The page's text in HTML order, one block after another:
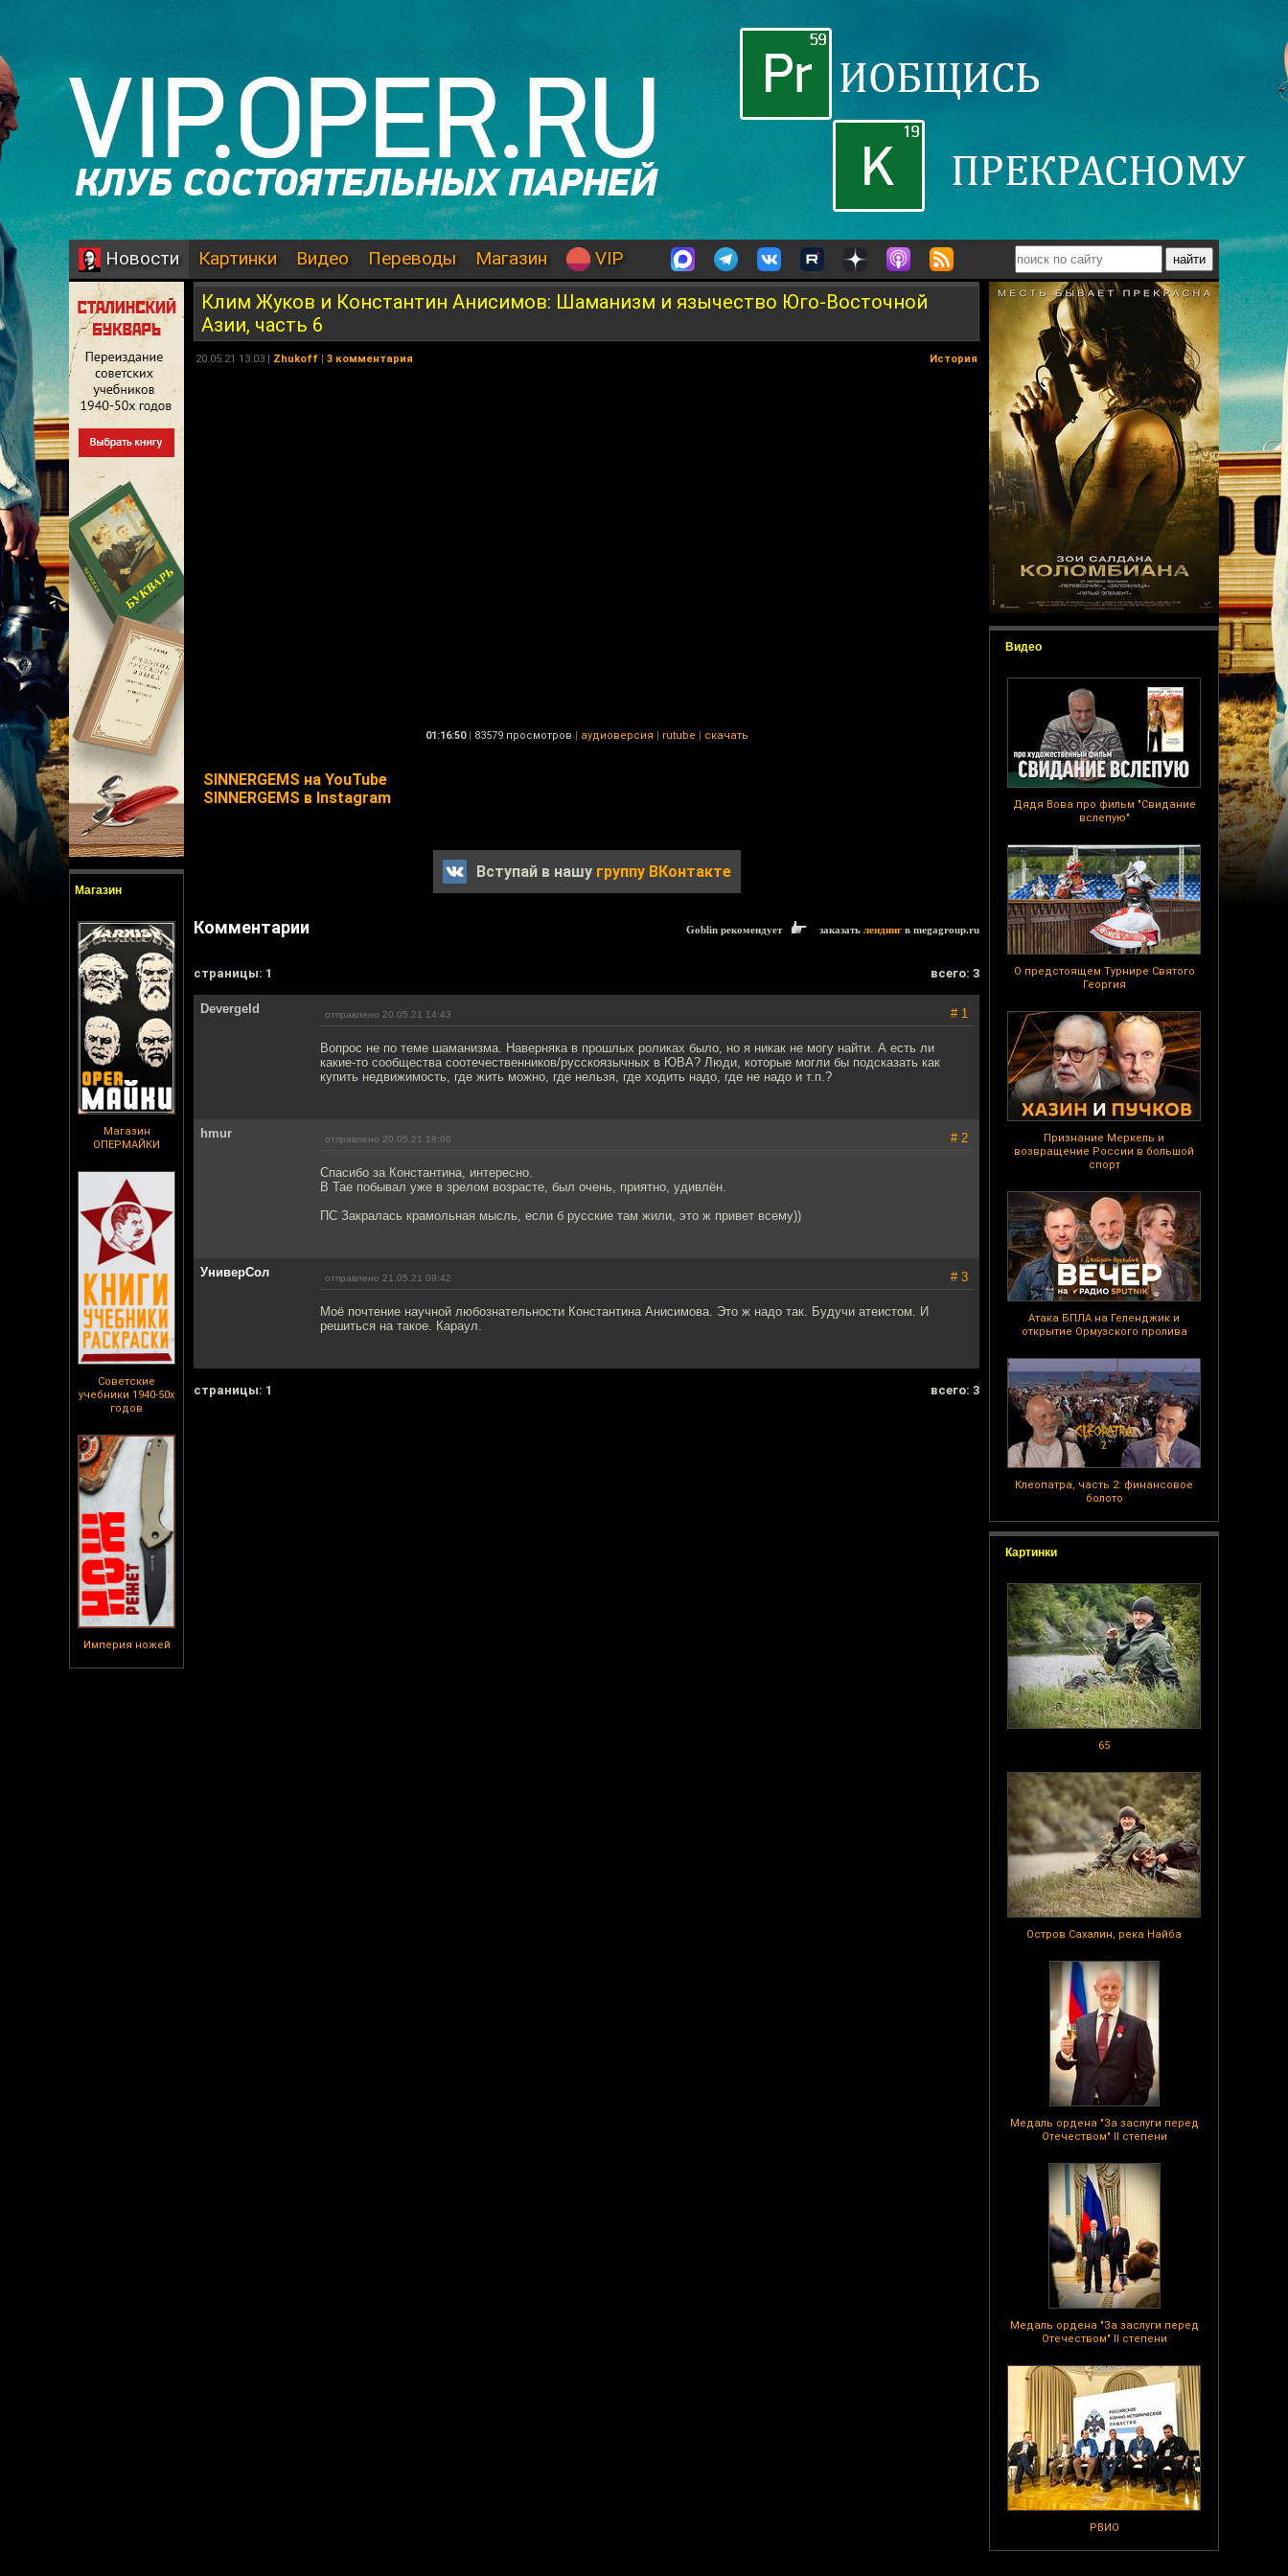
Новости Картинки Видео Переводы Магазин VIP
Магазин
Магазин
ОПЕРМАЙКИ
Советские
учебники 1940-50х
годов
Империя ножей
Видео
Дядя Вова про фильм "Свидание
вслепую"
О предстоящем Турнире Святого
Георгия
Признание Меркель и
возвращение России в большой
спорт
Атака БПЛА на Геленджик и
открытие Ормузского пролива
Клеопатра, часть 2: финансовое
болото
Картинки
65
Остров Сахалин, река Найба
Медаль ордена "За заслуги перед
Отечеством" II степени
Медаль ордена "За заслуги перед
Отечеством" II степени
РВИО
Клим Жуков и Константин Анисимов: Шаманизм и язычество Юго-Восточной
Азии, часть 6
20.05.21 13:03 | Zhukoff | 3 комментария История
01:16:50 | 83579 просмотров | аудиоверсия | rutube | скачать
SINNERGEMS на YouTube
SINNERGEMS в Instagram
Вступай в нашу группу ВКонтакте
Комментарии Goblin рекомендует заказать лендинг в megagroup.ru
cтраницы: 1 всего: 3
Devergeld отправлено 20.05.21 14:43 # 1
Вопрос не по теме шаманизма. Наверняка в прошлых роликах было, но я никак не могу найти. А есть ли
какие-то сообщества соотечественников/русскоязычных в ЮВА? Люди, которые могли бы подсказать как
купить недвижимость, где жить можно, где нельзя, где ходить надо, где не надо и т.п.?
hmur отправлено 20.05.21 18:06 # 2
Спасибо за Константина, интересно.
В Тае побывал уже в зрелом возрасте, был очень, приятно, удивлён.
ПС Закралась крамольная мысль, если б русские там жили, это ж привет всему))
УниверСол отправлено 21.05.21 09:42 # 3
Моё почтение научной любознательности Константина Анисимова. Это ж надо так. Будучи атеистом. И
решиться на такое. Караул.
cтраницы: 1 всего: 3